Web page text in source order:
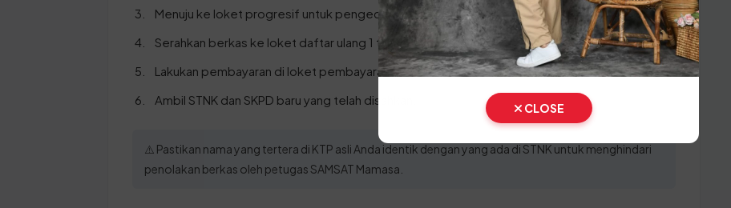
Menuju ke loket progresif untuk pengecekan kepemilikan.
Serahkan berkas ke loket daftar ulang 1 tahun.
Lakukan pembayaran di loket pembayaran sesuai nominal yang tertera.
Ambil STNK dan SKPD baru yang telah disahkan.
⚠️ Pastikan nama yang tertera di KTP asli Anda identik dengan yang ada di STNK untuk menghindari
penolakan berkas oleh petugas SAMSAT Mamasa.
CLOSE